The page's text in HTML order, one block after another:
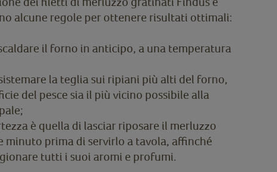
alcune regole per ottenere risultati ottimali:
il forno in anticipo, a una temperatura
la teglia sui ripiani più alti del forno,
del pesce sia il più vicino possibile alla
è quella di lasciar riposare il merluzzo
minuto prima di servirlo a tavola, affinché
tutti i suoi aromi e profumi.